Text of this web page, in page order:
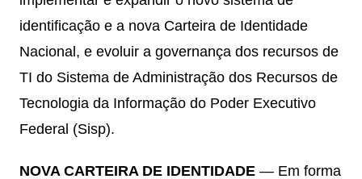
identificação e a nova Carteira de Identidade
Nacional, e evoluir a governança dos recursos de
TI do Sistema de Administração dos Recursos de
Tecnologia da Informação do Poder Executivo
Federal (Sisp).
NOVA CARTEIRA DE IDENTIDADE — Em forma